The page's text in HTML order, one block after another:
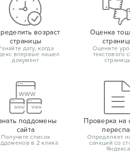
возраст
страницы
дату, когда
впервые нашел
документ
Оценка
Оцените
текстового
поддомены
сайта
Получите список
в 2 клика
Проверка на
Определяет
санкций со
Яндекса